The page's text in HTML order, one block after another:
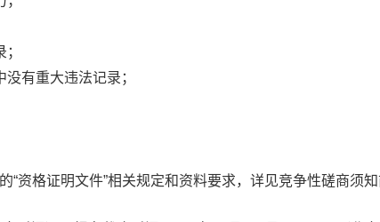
有重大违法记录；
资格证明文件”相关规定和资料要求，详见竞争性磋商须